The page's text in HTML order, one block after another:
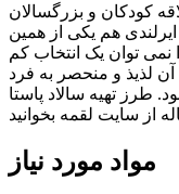
کودکان و بزرگسالان
هم یکی از همین
نمی توان یک انتخاب کم
لذیذ و منحصر به فرد
طرز تهیه سالاد پاستا
مواد مورد نیاز